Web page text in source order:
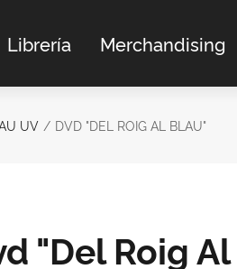
Librería Merchandising
UV DVD "DEL ROIG AL BLAU"
"Del Roig Al